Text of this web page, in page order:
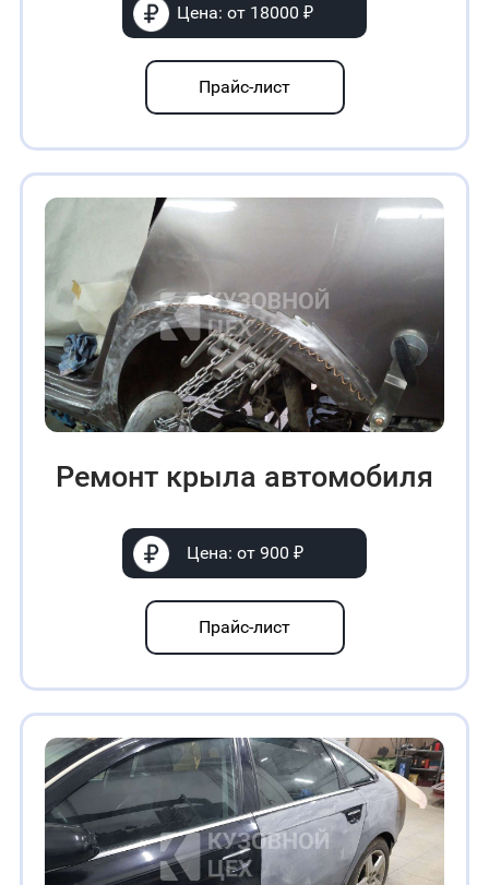
Цена: от 18000 ₽
Прайс-лист
Ремонт крыла автомобиля
Цена: от 900 ₽
Прайс-лист